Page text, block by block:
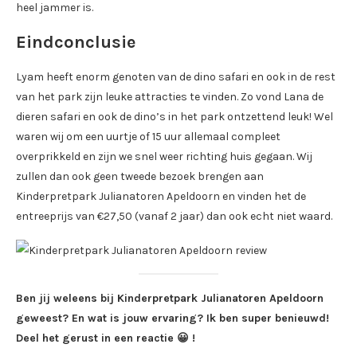
heel jammer is.
Eindconclusie
Lyam heeft enorm genoten van de dino safari en ook in de rest
van het park zijn leuke attracties te vinden. Zo vond Lana de
dieren safari en ook de dino’s in het park ontzettend leuk! Wel
waren wij om een uurtje of 15 uur allemaal compleet
overprikkeld en zijn we snel weer richting huis gegaan. Wij
zullen dan ook geen tweede bezoek brengen aan
Kinderpretpark Julianatoren Apeldoorn en vinden het de
entreeprijs van €27,50 (vanaf 2 jaar) dan ook echt niet waard.
Ben jij weleens bij Kinderpretpark Julianatoren Apeldoorn
geweest? En wat is jouw ervaring? Ik ben super benieuwd!
Deel het gerust in een reactie 😀 !